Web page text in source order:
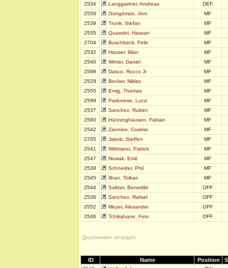
2534
Langgartner, Andreas
DEF
2559
Güngömüs, Jörn
MF
2539
Trunk, Stefan
MF
2535
Quassini, Hassan
MF
2704
Buschbeck, Felix
MF
2532
Hauser, Marc
MF
2540
Winter, Daniel
MF
2598
Dasco, Rocco Jr
MF
2529
Becker, Niklas
MF
2555
Emig, Thomas
MF
2599
Padovese, Luca
MF
2537
Sanchez, Ruben
MF
2560
Hünninghausen, Fabian
MF
2542
Zannino, Cosimo
MF
2705
Jakob, Steffen
MF
2541
Wittmann, Patrick
MF
2547
Nowak, Emil
MF
2538
Schneider, Phil
MF
2545
Ilhan, Tolkan
MF
2544
Saltzer, Benedikt
OFF
2536
Sanchez, Rafael
OFF
2552
Meyer, Alexander
OFF
2546
Tchikahane, Foto OFF
Druckversion anzeigen
ID Name Position